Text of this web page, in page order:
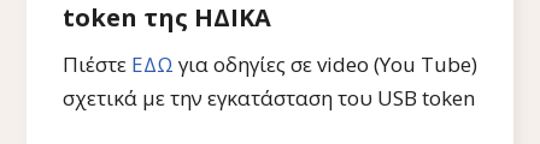
token της ΗΔΙΚΑ
Πιέστε ΕΔΩ για οδηγίες σε video (Υou Tube)
σχετικά με την εγκατάσταση του USB token